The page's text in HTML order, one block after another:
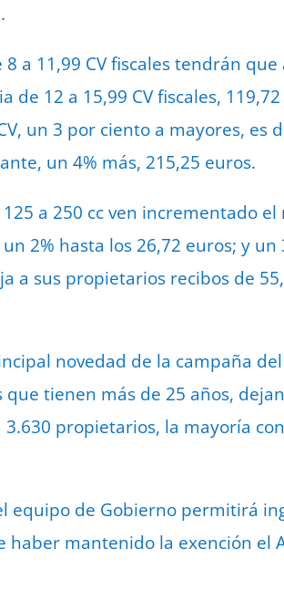
a 11,99 CV fiscales tendrán
de 12 a 15,99 CV fiscales,
un 3 por ciento a mayores, es
un 4% más, 215,25 euros.
a 250 cc ven incrementado
2% hasta los 26,72 euros; y un
a sus propietarios recibos de
novedad de la campaña
que tienen más de 25 años,
propietarios, la mayoría
equipo de Gobierno permitirá
haber mantenido la exención